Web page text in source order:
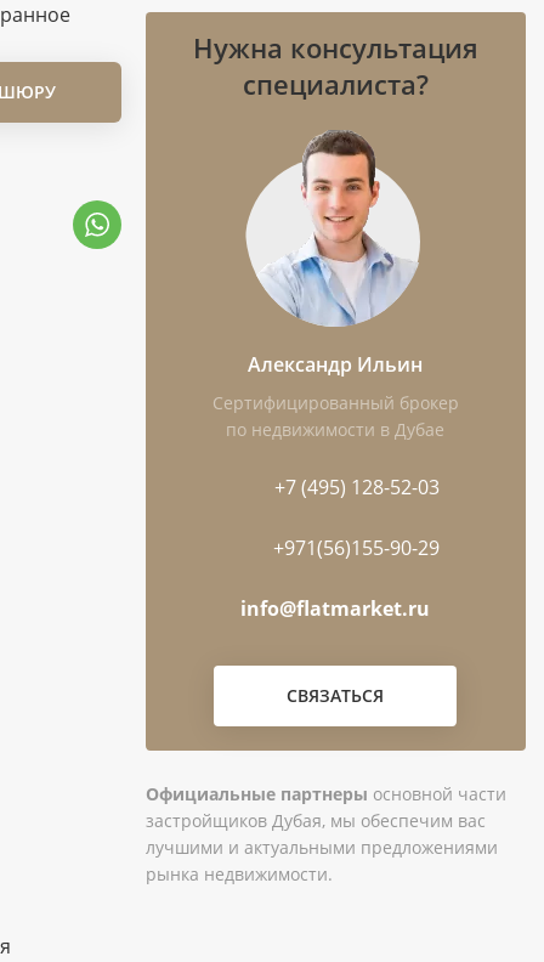
Нужна консультация
специалиста?
Александр Ильин
Сертифицированный брокер
по недвижимости в Дубае
+7 (495) 128-52-03
+971(56)155-90-29
info@flatmarket.ru
СВЯЗАТЬСЯ
Официальные партнеры основной части
застройщиков Дубая, мы обеспечим вас
лучшими и актуальными предложениями
рынка недвижимости.